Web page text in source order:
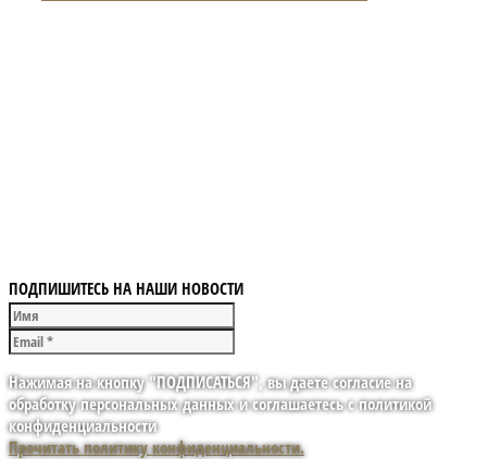
ПОДПИШИТЕСЬ НА НАШИ НОВОСТИ
Нажимая на кнопку "ПОДПИСАТЬСЯ", вы даете согласие на
обработку персональных данных и соглашаетесь с политикой
конфиденциальности
Прочитать политику конфиденциальности.